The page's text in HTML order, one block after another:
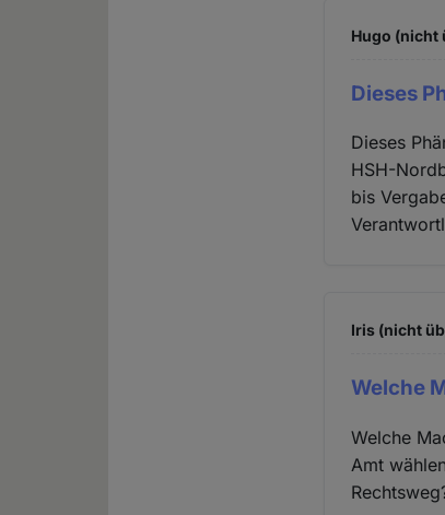
Hugo (nicht
Dieses
Dieses
HSH-
bis
Iris (nicht
Welche
Welche
Amt